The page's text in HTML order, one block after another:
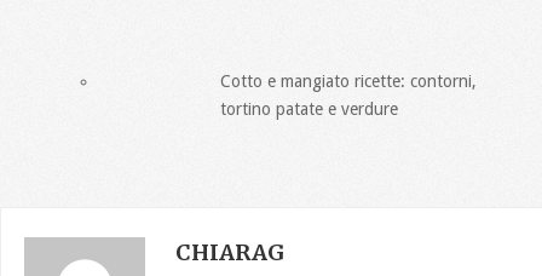
Cotto e mangiato ricette: contorni,
tortino patate e verdure
CHIARAG